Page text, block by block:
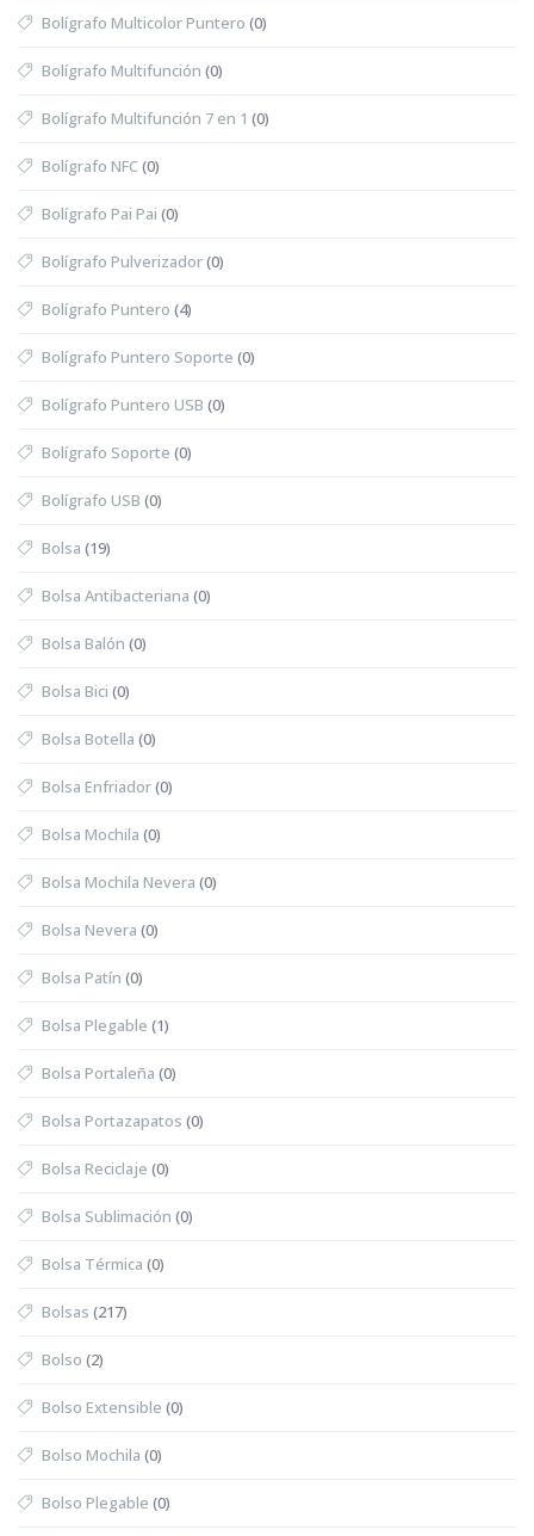
Bolígrafo Multicolor Puntero (0)
Bolígrafo Multifunción (0)
Bolígrafo Multifunción 7 en 1 (0)
Bolígrafo NFC(0)
Bolígrafo Pai Pai (0)
Bolígrafo Pulverizador(0)
Bolígrafo Puntero (4)
Bolígrafo Puntero Soporte (0)
Bolígrafo Puntero USB (0)
Bolígrafo Soporte (0)
Bolígrafo USB (0)
Bolsa (19)
Bolsa Antibacteriana (0)
Bolsa Balón (0)
Bolsa Bici (0)
Bolsa Botella (0)
Bolsa Enfriador(0)
Bolsa Mochila (0)
Bolsa Mochila Nevera (0)
Bolsa Nevera (0)
Bolsa Patín (0)
Bolsa Plegable (1)
Bolsa Portaleña (0)
Bolsa Portazapatos (0)
Bolsa Reciclaje (0)
Bolsa Sublimación (0)
Bolsa Térmica (0)
Bolsas (217)
Bolso (2)
Bolso Extensible (0)
Bolso Mochila (0)
Bolso Plegable (0)